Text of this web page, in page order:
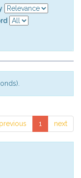
previous 1 next